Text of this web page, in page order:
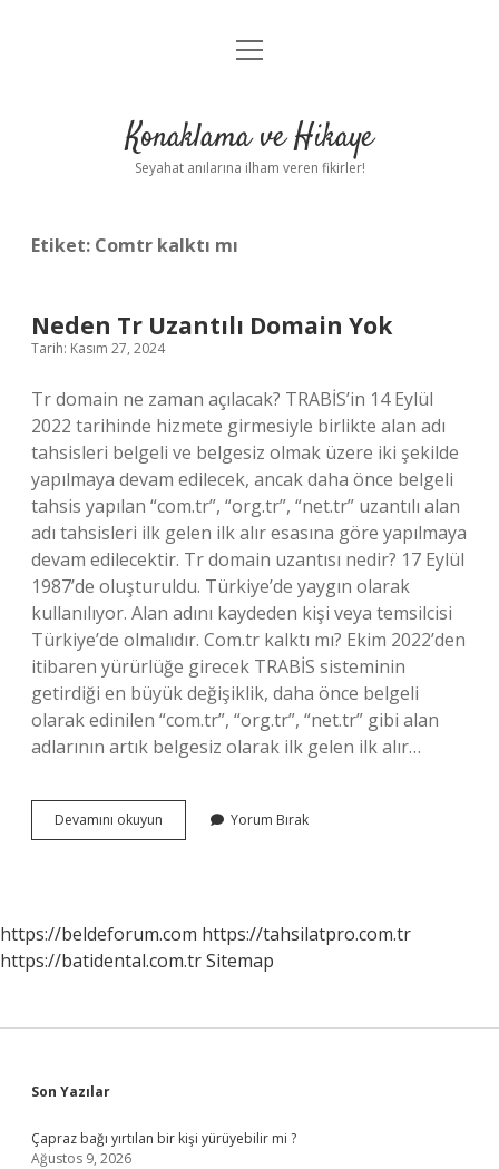
Anasayfa
Yasal Uyarı
menüyü
Konaklama ve Hikaye
Seyahat anılarına ilham veren fikirler!
Etiket: Comtr kalktı mı
Neden Tr Uzantılı Domain Yok
Tarih: Kasım 27, 2024
Tr domain ne zaman açılacak? TRABİS’in 14 Eylül
2022 tarihinde hizmete girmesiyle birlikte alan adı
tahsisleri belgeli ve belgesiz olmak üzere iki şekilde
yapılmaya devam edilecek, ancak daha önce belgeli
tahsis yapılan “com.tr”, “org.tr”, “net.tr” uzantılı alan
adı tahsisleri ilk gelen ilk alır esasına göre yapılmaya
devam edilecektir. Tr domain uzantısı nedir? 17 Eylül
1987’de oluşturuldu. Türkiye’de yaygın olarak
kullanılıyor. Alan adını kaydeden kişi veya temsilcisi
Türkiye’de olmalıdır. Com.tr kalktı mı? Ekim 2022’den
itibaren yürürlüğe girecek TRABİS sisteminin
getirdiği en büyük değişiklik, daha önce belgeli
olarak edinilen “com.tr”, “org.tr”, “net.tr” gibi alan
adlarının artık belgesiz olarak ilk gelen ilk alır…
Devamını okuyun
Tr
Yorum Bırak
https://beldeforum.com https://tahsilatpro.com.tr
https://batidental.com.trSitemap
Sidebar
Son Yazılar
Çapraz bağı yırtılan bir kişi yürüyebilir mi ?
Ağustos 9, 2026